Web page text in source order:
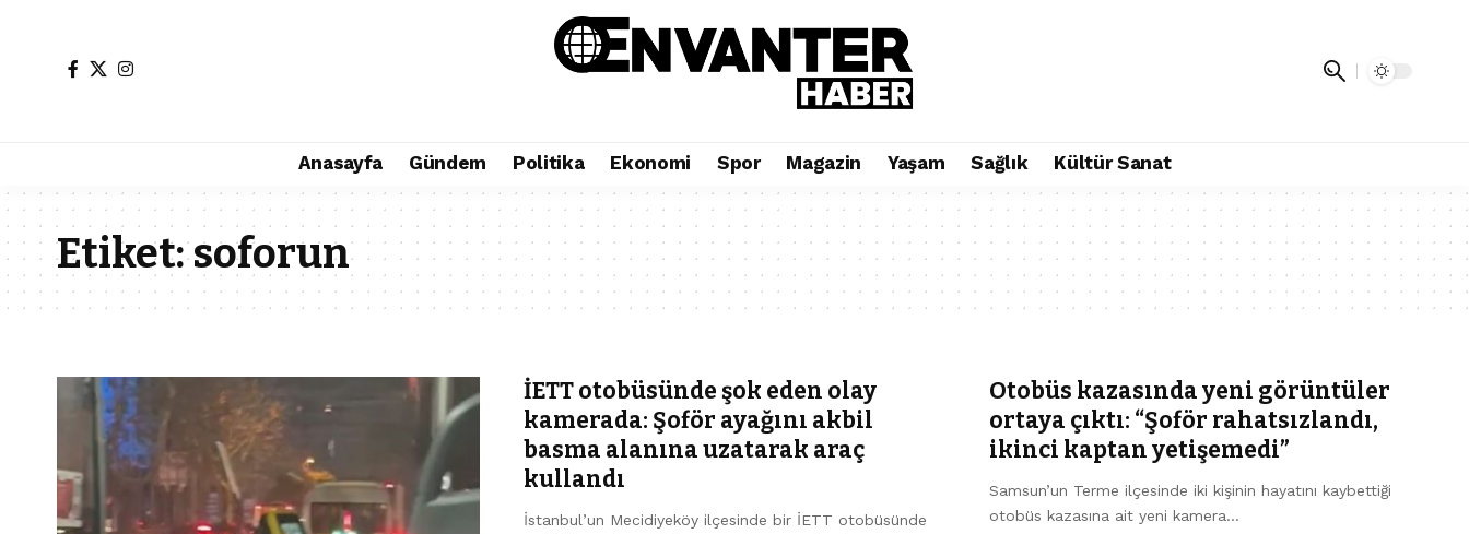
Anasayfa Gündem Politika Ekonomi Spor Magazin Yaşam Sağlık Kültür Sanat
Etiket:soforun
İETT otobüsünde şok eden olay
kamerada: Şoför ayağını akbil
basma alanına uzatarak araç
kullandı
İstanbul’un Mecidiyeköy ilçesinde bir İETT otobüsünde
Otobüs kazasında yeni görüntüler
ortaya çıktı: “Şoför rahatsızlandı,
ikinci kaptan yetişemedi”
Samsun’un Terme ilçesinde iki kişinin hayatını kaybettiği
otobüs kazasına ait yeni kamera…